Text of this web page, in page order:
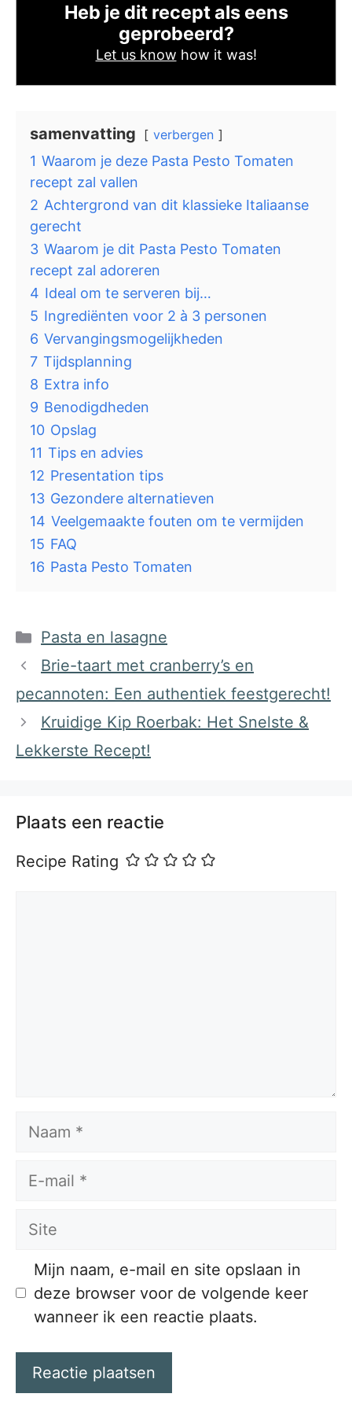
Heb je dit recept als eens
geprobeerd?
Let us know how it was!
samenvatting verbergen
1 Waarom je deze Pasta Pesto Tomaten
recept zal vallen
2 Achtergrond van dit klassieke Italiaanse
gerecht
3 Waarom je dit Pasta Pesto Tomaten
recept zal adoreren
4 Ideal om te serveren bij…
5 Ingrediënten voor 2 à 3 personen
6 Vervangingsmogelijkheden
7 Tijdsplanning
8 Extra info
9 Benodigdheden
10 Opslag
11 Tips en advies
12 Presentation tips
13 Gezondere alternatieven
14 Veelgemaakte fouten om te vermijden
15 FAQ
16 Pasta Pesto Tomaten
Categorieën
Pasta en lasagne
Brie-taart met cranberry’s en
pecannoten: Een authentiek feestgerecht!
Kruidige Kip Roerbak: Het Snelste &
Lekkerste Recept!
Plaats een reactie
Recipe Rating
Naam
E-
Site
Mijn naam, e-mail en site opslaan in
deze browser voor de volgende keer
wanneer ik een reactie plaats.